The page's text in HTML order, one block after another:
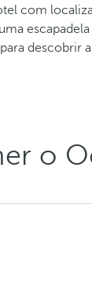
com
descobrir
o